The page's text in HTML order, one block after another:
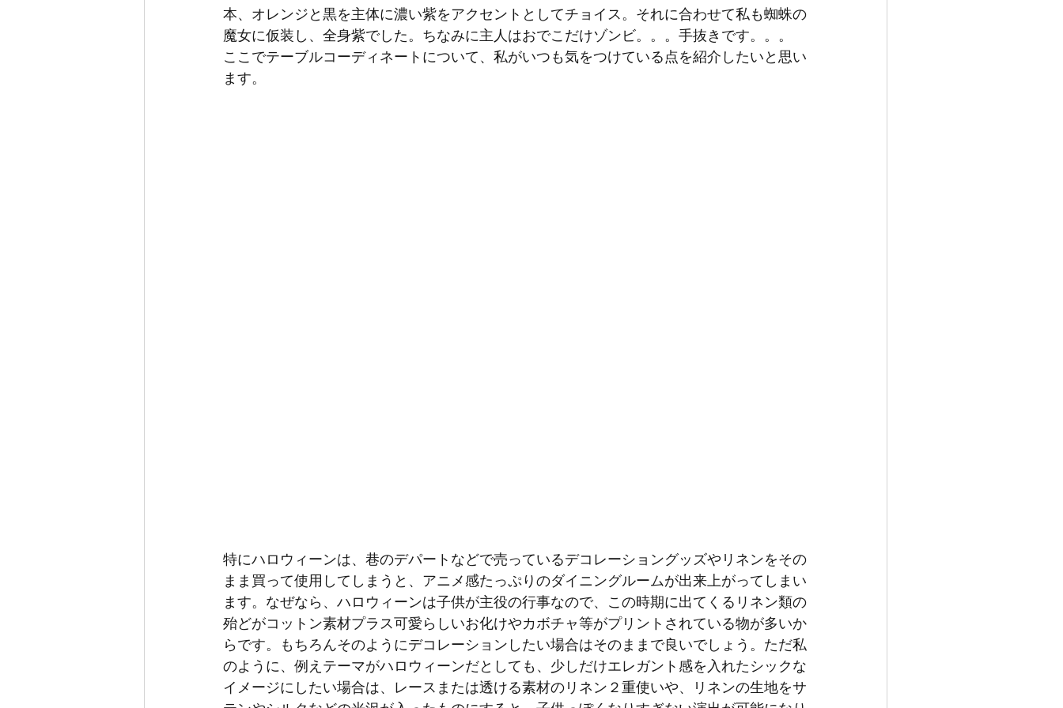
本、オレンジと黒を主体に濃い紫をアクセントとしてチョイス。それに合わせて私も蜘蛛の
魔女に仮装し、全身紫でした。ちなみに主人はおでこだけゾンビ。。。手抜きです。。。
ここでテーブルコーディネートについて、私がいつも気をつけている点を紹介したいと思い
ます。
特にハロウィーンは、巷のデパートなどで売っているデコレーショングッズやリネンをその
まま買って使用してしまうと、アニメ感たっぷりのダイニングルームが出来上がってしまい
ます。なぜなら、ハロウィーンは子供が主役の行事なので、この時期に出てくるリネン類の
殆どがコットン素材プラス可愛らしいお化けやカボチャ等がプリントされている物が多いか
らです。もちろんそのようにデコレーションしたい場合はそのままで良いでしょう。ただ私
のように、例えテーマがハロウィーンだとしても、少しだけエレガント感を入れたシックな
イメージにしたい場合は、レースまたは透ける素材のリネン２重使いや、リネンの生地をサ